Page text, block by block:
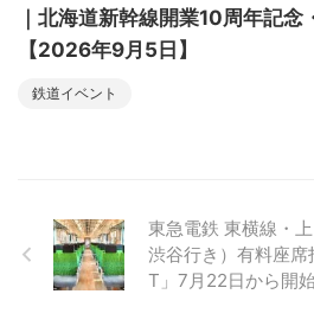
｜北海道新幹線開業10周年記念
【2026年9月5日】
鉄道イベント
東急電鉄 東横線・
渋谷行き）有料座
T」7月22日から開